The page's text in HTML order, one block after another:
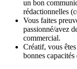
un bon
rédactionnelles
Vous faites
passionné/avez
commercial.
Créatif, vous
bonnes capacités